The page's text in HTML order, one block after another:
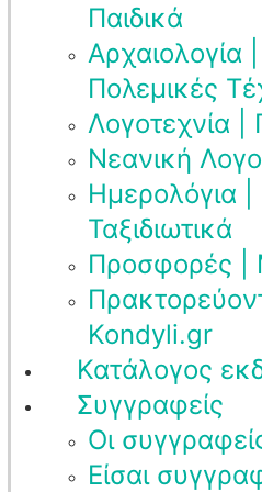
Παιδικά
Αρχαιολογία |
Πολεμικές
Λογοτεχνία |
Νεανική
Ημερολόγια |
Ταξιδιωτικά
Προσφορές |
Kondyli.gr
Κατάλογος
Συγγραφείς
Οι
Είσαι